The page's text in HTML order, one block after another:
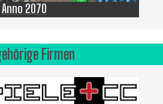
Anno 2070
Firmen